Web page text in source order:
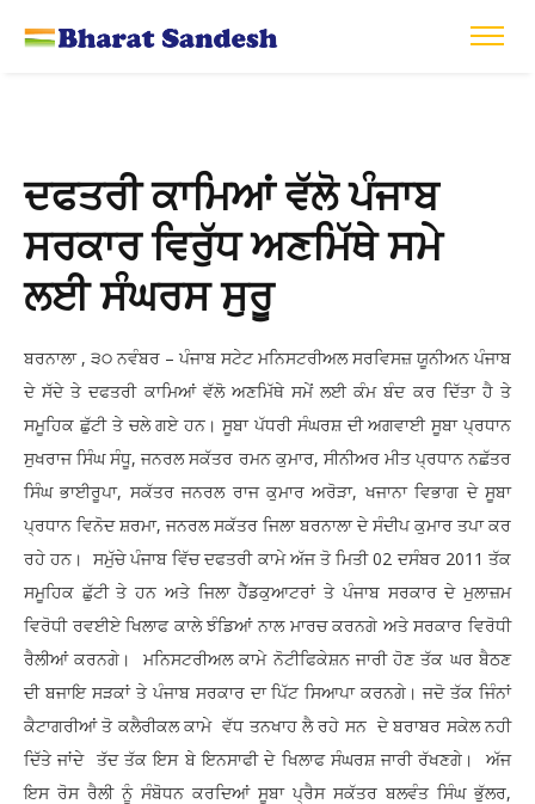
ਦਫਤਰੀ ਕਾਮਿਆਂ ਵੱਲੋ ਪੰਜਾਬ
ਸਰਕਾਰ ਵਿਰੁੱਧ ਅਣਮਿੱਥੇ ਸਮੇ
ਲਈ ਸੰਘਰਸ ਸੁਰੂ
ਬਰਨਾਲਾ , ੩੦ ਨਵੰਬਰ – ਪੰਜਾਬ ਸਟੇਟ ਮਨਿਸਟਰੀਅਲ ਸਰਵਿਸਜ਼ ਯੂਨੀਅਨ ਪੰਜਾਬ
ਦੇ ਸੱਦੇ ਤੇ ਦਫਤਰੀ ਕਾਮਿਆਂ ਵੱਲੋ ਅਣਮਿੱਥੇ ਸਮੇਂ ਲਈ ਕੰਮ ਬੰਦ ਕਰ ਦਿੱਤਾ ਹੈ ਤੇ
ਸਮੂਹਿਕ ਛੁੱਟੀ ਤੇ ਚਲੇ ਗਏ ਹਨ। ਸੂਬਾ ਪੱਧਰੀ ਸੰਘਰਸ਼ ਦੀ ਅਗਵਾਈ ਸੂਬਾ ਪ੍ਰਧਾਨ
ਸੁਖਰਾਜ ਸਿੰਘ ਸੰਧੂ, ਜਨਰਲ ਸਕੱਤਰ ਰਮਨ ਕੁਮਾਰ, ਸੀਨੀਅਰ ਮੀਤ ਪ੍ਰਧਾਨ ਨਛੱਤਰ
ਸਿੰਘ ਭਾਈਰੂਪਾ, ਸਕੱਤਰ ਜਨਰਲ ਰਾਜ ਕੁਮਾਰ ਅਰੋੜਾ, ਖਜਾਨਾ ਵਿਭਾਗ ਦੇ ਸੂਬਾ
ਪ੍ਰਧਾਨ ਵਿਨੋਦ ਸ਼ਰਮਾ, ਜਨਰਲ ਸਕੱਤਰ ਜਿਲਾ ਬਰਨਾਲਾ ਦੇ ਸੰਦੀਪ ਕੁਮਾਰ ਤਪਾ ਕਰ
ਰਹੇ ਹਨ। ਸਮੁੱਚੇ ਪੰਜਾਬ ਵਿੱਚ ਦਫਤਰੀ ਕਾਮੇ ਅੱਜ ਤੋ ਮਿਤੀ 02 ਦਸੰਬਰ 2011 ਤੱਕ
ਸਮੂਹਿਕ ਛੁੱਟੀ ਤੇ ਹਨ ਅਤੇ ਜਿਲਾ ਹੈੱਡਕੁਆਟਰਾਂ ਤੇ ਪੰਜਾਬ ਸਰਕਾਰ ਦੇ ਮੁਲਾਜ਼ਮ
ਵਿਰੋਧੀ ਰਵਈਏ ਖਿਲਾਫ ਕਾਲੇ ਝੰਡਿਆਂ ਨਾਲ ਮਾਰਚ ਕਰਨਗੇ ਅਤੇ ਸਰਕਾਰ ਵਿਰੋਧੀ
ਰੈਲੀਆਂ ਕਰਨਗੇ। ਮਨਿਸਟਰੀਅਲ ਕਾਮੇ ਨੋਟੀਫਿਕੇਸ਼ਨ ਜਾਰੀ ਹੋਣ ਤੱਕ ਘਰ ਬੈਠਣ
ਦੀ ਬਜਾਇ ਸੜਕਾਂ ਤੇ ਪੰਜਾਬ ਸਰਕਾਰ ਦਾ ਪਿੱਟ ਸਿਆਪਾ ਕਰਨਗੇ। ਜਦੋ ਤੱਕ ਜਿੰਨਾਂ
ਕੈਟਾਗਰੀਆਂ ਤੋ ਕਲੈਰੀਕਲ ਕਾਮੇ ਵੱਧ ਤਨਖਾਹ ਲੈ ਰਹੇ ਸਨ ਦੇ ਬਰਾਬਰ ਸਕੇਲ ਨਹੀ
ਦਿੱਤੇ ਜਾਂਦੇ ਤੱਦ ਤੱਕ ਇਸ ਬੇ ਇਨਸਾਫੀ ਦੇ ਖਿਲਾਫ ਸੰਘਰਸ਼ ਜਾਰੀ ਰੱਖਣਗੇ। ਅੱਜ
ਇਸ ਰੋਸ ਰੈਲੀ ਨੂੰ ਸੰਬੋਧਨ ਕਰਦਿਆਂ ਸੂਬਾ ਪ੍ਰੈਸ ਸਕੱਤਰ ਬਲਵੰਤ ਸਿੰਘ ਭੁੱਲਰ,